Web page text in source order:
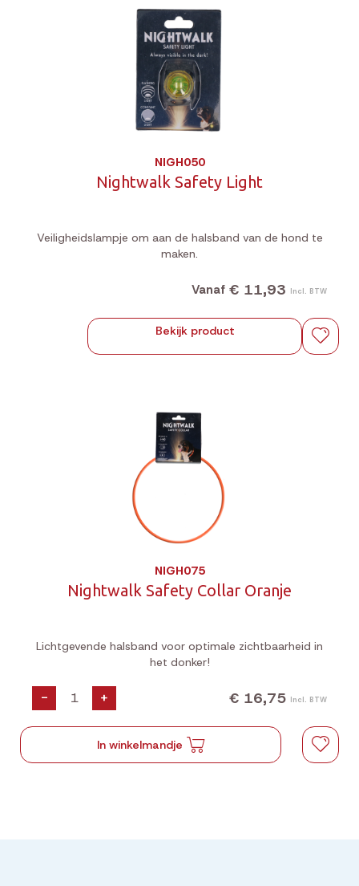
NIGH050
Nightwalk Safety Light
Veiligheidslampje om aan de halsband van de hond te
maken.
Vanaf € 11,93 Incl. BTW
Bekijk product
NIGH075
Nightwalk Safety Collar Oranje
Lichtgevende halsband voor optimale zichtbaarheid in
het donker!
- + € 16,75 Incl. BTW
In winkelmandje